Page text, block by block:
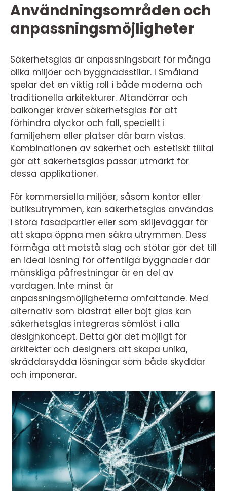
Användningsområden och
anpassningsmöjligheter
Säkerhetsglas är anpassningsbart för många
olika miljöer och byggnadsstilar. I Småland
spelar det en viktig roll i både moderna och
traditionella arkitekturer. Altandörrar och
balkonger kräver säkerhetsglas för att
förhindra olyckor och fall, speciellt i
familjehem eller platser där barn vistas.
Kombinationen av säkerhet och estetiskt tilltal
gör att säkerhetsglas passar utmärkt för
dessa applikationer.
För kommersiella miljöer, såsom kontor eller
butiksutrymmen, kan säkerhetsglas användas
i stora fasadpartier eller som skiljeväggar för
att skapa öppna men säkra utrymmen. Dess
förmåga att motstå slag och stötar gör det till
en ideal lösning för offentliga byggnader där
mänskliga påfrestningar är en del av
vardagen. Inte minst är
anpassningsmöjligheterna omfattande. Med
alternativ som blästrat eller böjt glas kan
säkerhetsglas integreras sömlöst i alla
designkoncept. Detta gör det möjligt för
arkitekter och designers att skapa unika,
skräddarsydda lösningar som både skyddar
och imponerar.